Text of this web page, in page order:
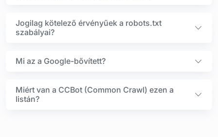
Jogilag kötelező érvényűek a robots.txt
szabályai?
Mi az a Google-bővített?
Miért van a CCBot (Common Crawl) ezen a
listán?